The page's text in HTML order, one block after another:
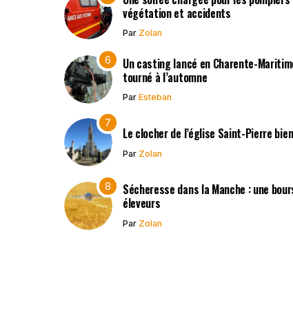
végétation et accidents
Par Zolan
Un casting lancé en Charente-
tourné à l’automne
Par Esteban
Le clocher de l’église Saint-Pierre
Par Zolan
Sécheresse dans la Manche : une
éleveurs
Par Zolan